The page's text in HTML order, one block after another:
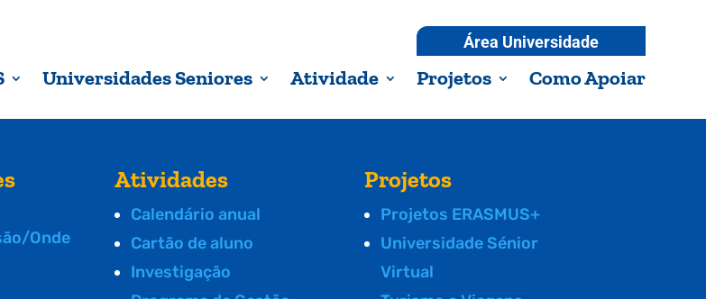
Área Universidade
Universidades Seniores Atividade Projetos Como Apoiar
Onde
Atividades
Calendário anual
Cartão de aluno
Investigação
Projetos
Projetos ERASMUS+
Universidade Sénior
Virtual